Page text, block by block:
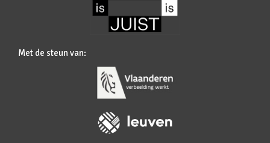
Met de steun van: